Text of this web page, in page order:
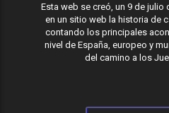
Esta web se creó, un 9 de julio
en un sitio web la historia de
contando los principales
nivel de España, europeo y
del camino a los